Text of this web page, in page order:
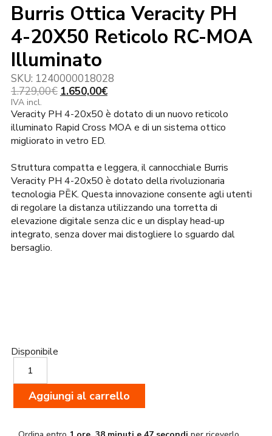
Burris Ottica Veracity PH
4-20X50 Reticolo RC-MOA
Illuminato
SKU: 1240000018028
1.729,00€ Il
originale
era:
1.729,00€.
1.650,00€Il
attuale
è:
IVA incl.
Veracity PH 4-20x50 è dotato di un nuovo reticolo
illuminato Rapid Cross MOA e di un sistema ottico
migliorato in vetro ED.
Struttura compatta e leggera, il cannocchiale Burris
Veracity PH 4-20x50 è dotato della rivoluzionaria
tecnologia PĒK. Questa innovazione consente agli utenti
di regolare la distanza utilizzando una torretta di
elevazione digitale senza clic e un display head-up
integrato, senza dover mai distogliere lo sguardo dal
bersaglio.
Disponibile
Burris
Ottica
Veracity
4-
Aggiungi al carrello